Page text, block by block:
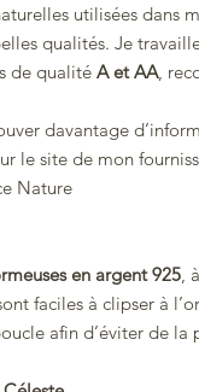
utilisées dans
qualités. Je
de qualité A et AA,
davantage
le site de mon
Nature
en argent 925,
faciles à clipser à
afin d’éviter de la